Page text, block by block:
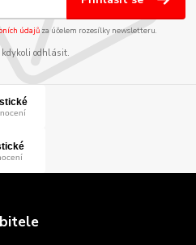
údajůza účelem rozesílky newsletteru.
kdykoli odhlásit.